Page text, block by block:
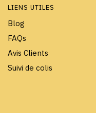
LIENS UTILES
Blog
FAQs
Avis Clients
Suivi de colis